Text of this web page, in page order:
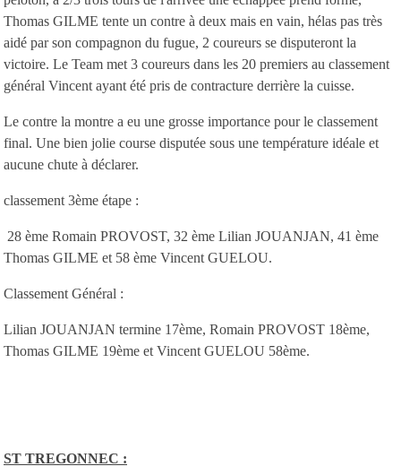
Thomas GILME tente un contre à deux mais en vain, hélas pas très
aidé par son compagnon du fugue, 2 coureurs se disputeront la
victoire. Le Team met 3 coureurs dans les 20 premiers au classement
général Vincent ayant été pris de contracture derrière la cuisse.
Le contre la montre a eu une grosse importance pour le classement
final. Une bien jolie course disputée sous une température idéale et
aucune chute à déclarer.
classement 3ème étape :
28 ème Romain PROVOST, 32 ème Lilian JOUANJAN, 41 ème
Thomas GILME et 58 ème Vincent GUELOU.
Classement Général :
Lilian JOUANJAN termine 17ème, Romain PROVOST 18ème,
Thomas GILME 19ème et Vincent GUELOU 58ème.
ST TREGONNEC :